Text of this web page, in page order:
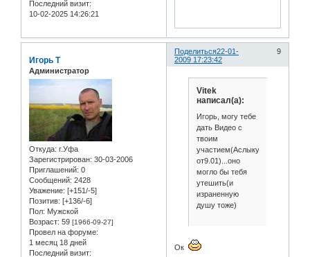
Последний визит:
10-02-2025 14:26:21
Поделиться 9
22-01-
2009 17:23:42
Игорь Т
Администратор
Откуда: г.Уфа
Зарегистрирован: 30-03-2006
Приглашений: 0
Сообщений: 2428
Уважение: [+151/-5]
Позитив: [+136/-6]
Пол: Мужской
Возраст: 59 [1966-09-27]
Провел на форуме:
1 месяц 18 дней
Последний визит:
Vitek
написал(а):
Игорь, могу тебе
дать Видео с
твоим
участием(Аслыкуль
от9.01)...оно
могло бы тебя
утешить(и
израненную
душу тоже)
Ок